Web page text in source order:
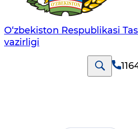
O‘zbеkistоn Rеspublikаsi
vаzirligi